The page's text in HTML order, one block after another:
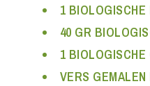
1
40 GR
1 BIOLOGISCHE
VERS